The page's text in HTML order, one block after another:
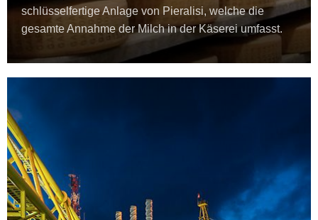
schlüsselfertige Anlage von Pieralisi, welche die
gesamte Annahme der Milch in der Käserei umfasst.